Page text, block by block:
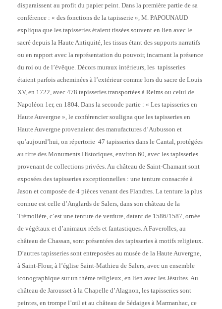
disparaissent au profit du papier peint. Dans la première partie de sa
conférence : « des fonctions de la tapisserie », M. PAPOUNAUD
expliqua que les tapisseries étaient tissées souvent en lien avec le
sacré depuis la Haute Antiquité, les tissus étant des supports narratifs
ou en rapport avec la représentation du pouvoir, incarnant la présence
du roi ou de l’évêque. Décors muraux intérieurs, les tapisseries
étaient parfois acheminées à l’extérieur comme lors du sacre de Louis
XV, en 1722, avec 478 tapisseries transportées à Reims ou celui de
Napoléon 1er, en 1804. Dans la seconde partie : « Les tapisseries en
Haute Auvergne », le conférencier souligna que les tapisseries en
Haute Auvergne provenaient des manufactures d’Aubusson et
qu’aujourd’hui, on répertorie 47 tapisseries dans le Cantal, protégées
au titre des Monuments Historiques, environ 60, avec les tapisseries
provenant de collections privées. Au château de Saint-Chamant sont
exposées des tapisseries exceptionnelles : une tenture consacrée à
Jason et composée de 4 pièces venant des Flandres. La tenture la plus
connue est celle d’Anglards de Salers, dans son château de la
Trémolière, c’est une tenture de verdure, datant de 1586/1587, ornée
de végétaux et d’animaux réels et fantastiques. A Faverolles, au
château de Chassan, sont présentées des tapisseries à motifs religieux.
D’autres tapisseries sont entreposées au musée de la Haute Auvergne,
à Saint-Flour, à l’église Saint-Mathieu de Salers, avec un ensemble
iconographique sur un thème religieux, en lien avec les Jésuites. Au
château de Jarousset à la Chapelle d’Alagnon, les tapisseries sont
peintes, en trompe l’œil et au château de Sédaiges à Marmanhac, ce